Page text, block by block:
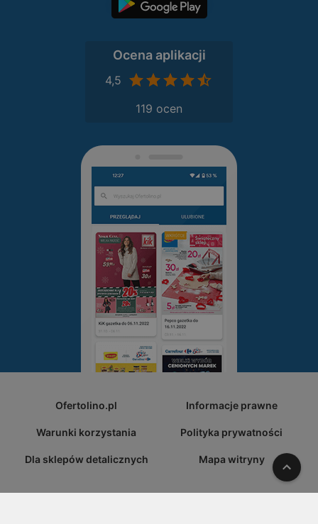
Ocena aplikacji
4,5
119 ocen
Ofertolino.pl Informacje prawne
Warunki korzystania Polityka prywatności
Dla sklepów detalicznych Mapa witryny W